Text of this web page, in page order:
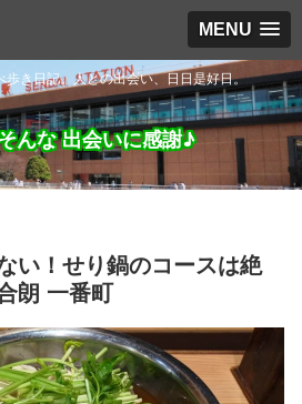
MENU
歩き日記。人との出会い、日日是好日。
んな 出会いに感謝♪
い！せり鍋のコースは絶
朗 一番町